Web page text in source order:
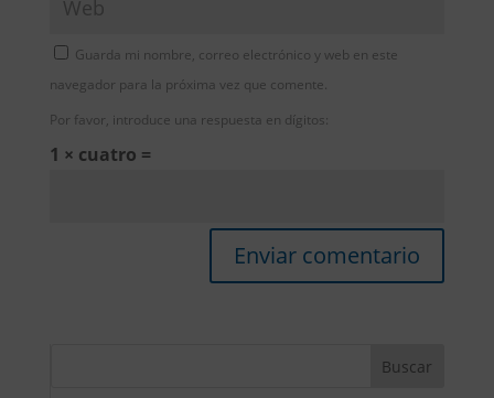
Guarda mi nombre, correo electrónico y web en este
navegador para la próxima vez que comente.
Por favor, introduce una respuesta en dígitos:
1 × cuatro =